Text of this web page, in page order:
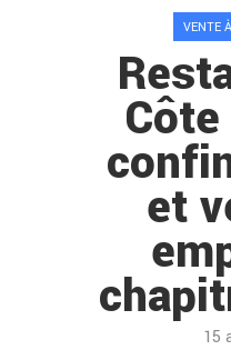
VENTE
Côte
et
15